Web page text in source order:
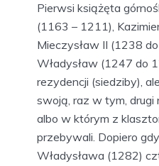
Pierwsi książęta
(1163 – 1211),
Mieczysław II (1238
Władysław (1247 do
rezydencji (siedziby),
swoją, raz w tym, drugi
albo w którym z
przebywali. Dopiero
Władysława (1282)